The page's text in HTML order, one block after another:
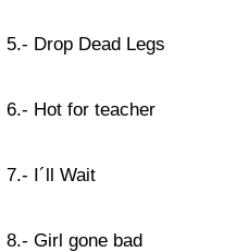
5.- Drop Dead Legs
6.- Hot for teacher
7.- I´ll Wait
8.- Girl gone bad